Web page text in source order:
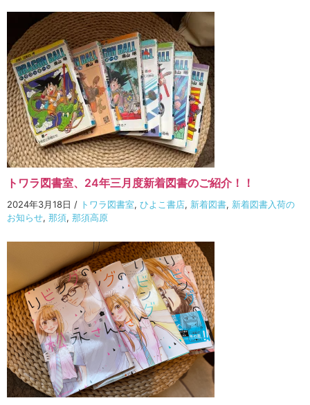
トワラ図書室、24年三月度新着図書のご紹介！！
2024年3月18日 / トワラ図書室, ひよこ書店, 新着図書, 新着図書入荷の
お知らせ, 那須, 那須高原